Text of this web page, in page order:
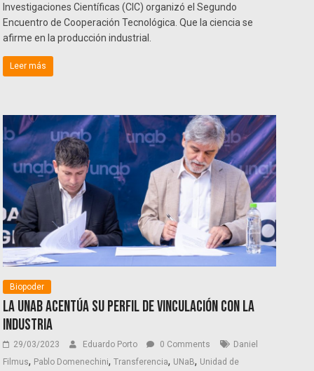
Investigaciones Científicas (CIC) organizó el Segundo
Encuentro de Cooperación Tecnológica. Que la ciencia se
afirme en la producción industrial.
Leer más
Biopoder
La UNaB acentúa su perfil de vinculación con la
industria
29/03/2023 Eduardo Porto 0 Comments
Daniel
Filmus, Pablo Domenechini,Transferencia, UNaB, Unidad de